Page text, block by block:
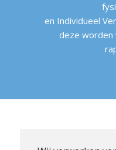
en Individueel
deze worden